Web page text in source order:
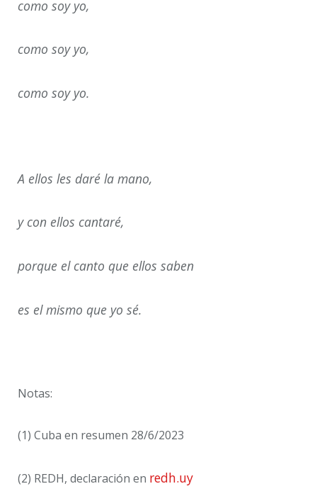
como soy yo,
como soy yo,
como soy yo.
A ellos les daré la mano,
y con ellos cantaré,
porque el canto que ellos saben
es el mismo que yo sé.
Notas:
(1) Cuba en resumen 28/6/2023
(2) REDH, declaración en redh.uy